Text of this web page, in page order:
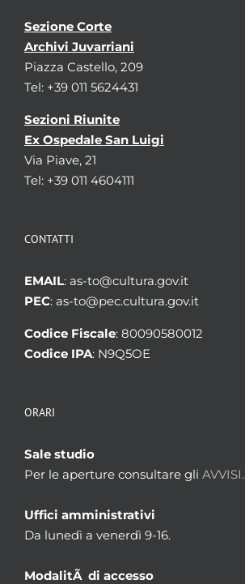
Sezione Corte
Archivi Juvarriani
Piazza Castello, 209
Tel: +39 011 5624431
Sezioni Riunite
Ex Ospedale San Luigi
Via Piave, 21
Tel: +39 011 4604111
CONTATTI
EMAIL: as-to@cultura.gov.it
PEC: as-to@pec.cultura.gov.it
Codice Fiscale: 80090580012
Codice IPA: N9Q5OE
ORARI
Sale studio
Per le aperture consultare gli AVVISI.
Uffici amministrativi
Da lunedì a venerdì 9-16.
ModalitÃ di accesso